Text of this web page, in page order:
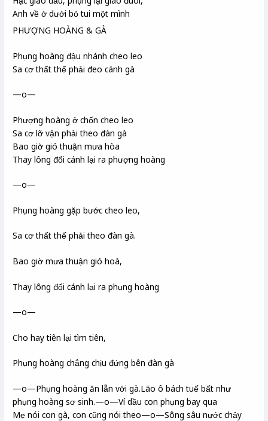
Anh về ở dưới bỏ tui một mình
PHƯỢNG HOÀNG & GÀ
Phụng hoàng đậu nhánh cheo leo
Sa cơ thất thế phải đeo cánh gà
—o—
Phượng hoàng ở chốn cheo leo
Sa cơ lỡ vận phải theo đàn gà
Bao giờ gió thuận mưa hòa
Thay lông đổi cánh lại ra phượng hoàng
—o—
Phụng hoàng gặp bước cheo leo,
Sa cơ thất thế phải theo đàn gà.
Bao giờ mưa thuận gió hoà,
Thay lông đổi cánh lại ra phụng hoàng
—o—
Cho hay tiên lại tìm tiên,
Phụng hoàng chẳng chịu đứng bên đàn gà
—o—Phụng hoàng ăn lẫn với gà.Lão ô bách tuế bất như
phụng hoàng sơ sinh.—o—Ví dầu con phụng bay qua
Mẹ nói con gà, con cũng nói theo—o—Sông sâu nước chảy